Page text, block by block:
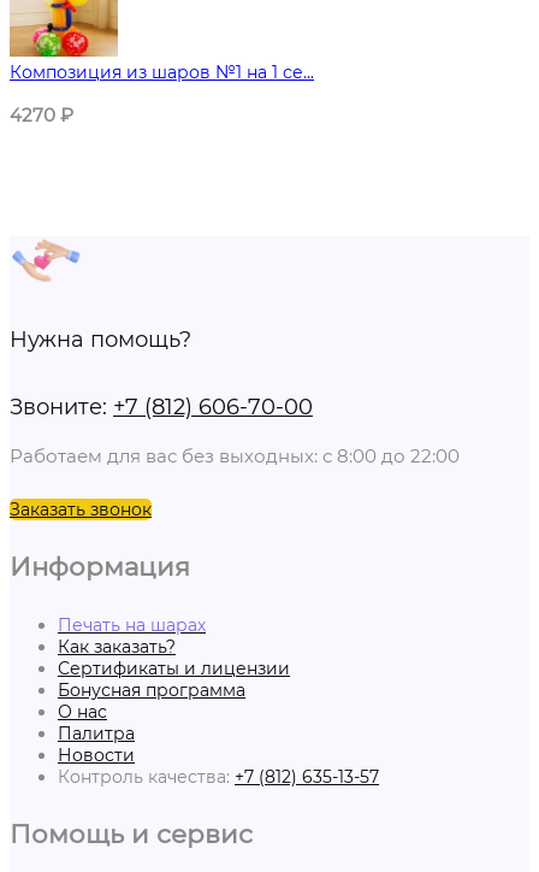
Композиция из шаров №1 на 1 се...
4270 ₽
Нужна помощь?
Звоните: +7 (812) 606-70-00
Работаем для вас без выходных: с 8:00 до 22:00
Заказать звонок
Информация
Печать на шарах
Как заказать?
Сертификаты и лицензии
Бонусная программа
О нас
Палитра
Новости
Контроль качества: +7 (812) 635-13-57
Помощь и сервис